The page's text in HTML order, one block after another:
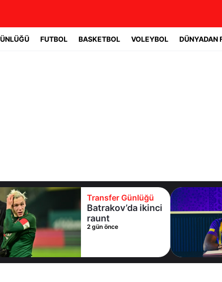
FUTBOL BASKETBOL VOLEYBOL DÜNYADAN
Transfer Günlüğü
Batrakov’da ikinci
raunt
2 gün önce